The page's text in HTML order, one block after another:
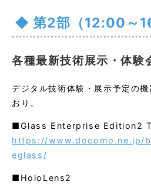
第2部（12:00～
各種最新技術展示・体験
デジタル技術体験・展示予定の
おり。
■Glass Enterprise Edition2
https://www.docomo.ne.jp/
eglass/
■HoloLens2